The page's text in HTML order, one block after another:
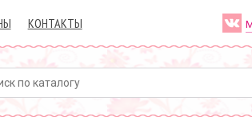
КОНТАКТЫ